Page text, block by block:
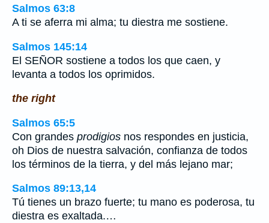
Salmos 63:8
A ti se aferra mi alma; tu diestra me sostiene.
Salmos 145:14
El SEÑOR sostiene a todos los que caen, y
levanta a todos los oprimidos.
the right
Salmos 65:5
Con grandes prodigios nos respondes en justicia,
oh Dios de nuestra salvación, confianza de todos
los términos de la tierra, y del más lejano mar;
Salmos 89:13,14
Tú tienes un brazo fuerte; tu mano es poderosa, tu
diestra es exaltada.…